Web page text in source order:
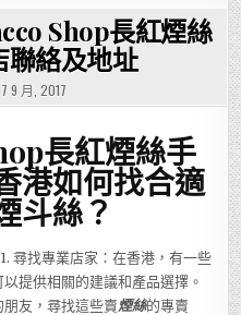
Shop長紅煙絲
聯絡及地址
9 月, 2017
長紅煙絲手
港如何找合適
斗絲？
尋找專業店家：在香港，有一些
提供相關的建議和產品選擇。
友，尋找這些賣煙絲的專賣